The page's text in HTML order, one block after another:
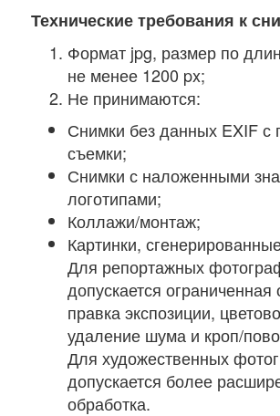
Технические требования к
Формат jpg, размер по
не менее 1200 px;
Не принимаются:
Снимки без данных EXIF с
съемки;
Снимки с наложенными
логотипами;
Коллажи/монтаж;
Картинки,
Для репортажных
допускается ограниченная
правка экспозиции,
удаление шума и кроп/
Для художественных
допускается более
обработка.